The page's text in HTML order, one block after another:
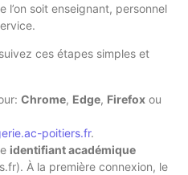
l’on soit enseignant, personnel
ces étapes simples et
Chrome, Edge, Firefox ou
poitiers.fr.
identifiant académique
À la première connexion, le